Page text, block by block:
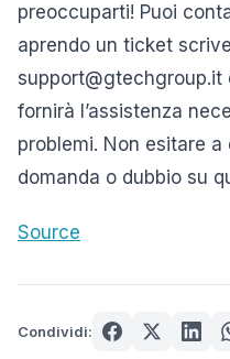
preoccuparti! Puoi
aprendo un ticket
support@gtechgroup.it
fornirà l’assistenza
problemi. Non esitare
domanda o dubbio su
Source
Condividi: